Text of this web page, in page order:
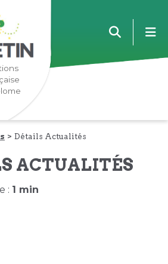
Détails Actualités
ACTUALITÉS
: 1 min